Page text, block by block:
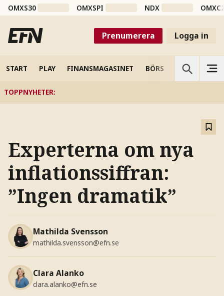
OMXS30 OMXSPI NDX
Prenumerera Logga in
START PLAY FINANSMAGASINET BÖRS VETENSKAP
TOPPNYHETER:
Experterna om nya
inflationssiffran:
”Ingen dramatik”
Mathilda Svensson
mathilda.svensson@efn.se
Clara Alanko
clara.alanko@efn.se